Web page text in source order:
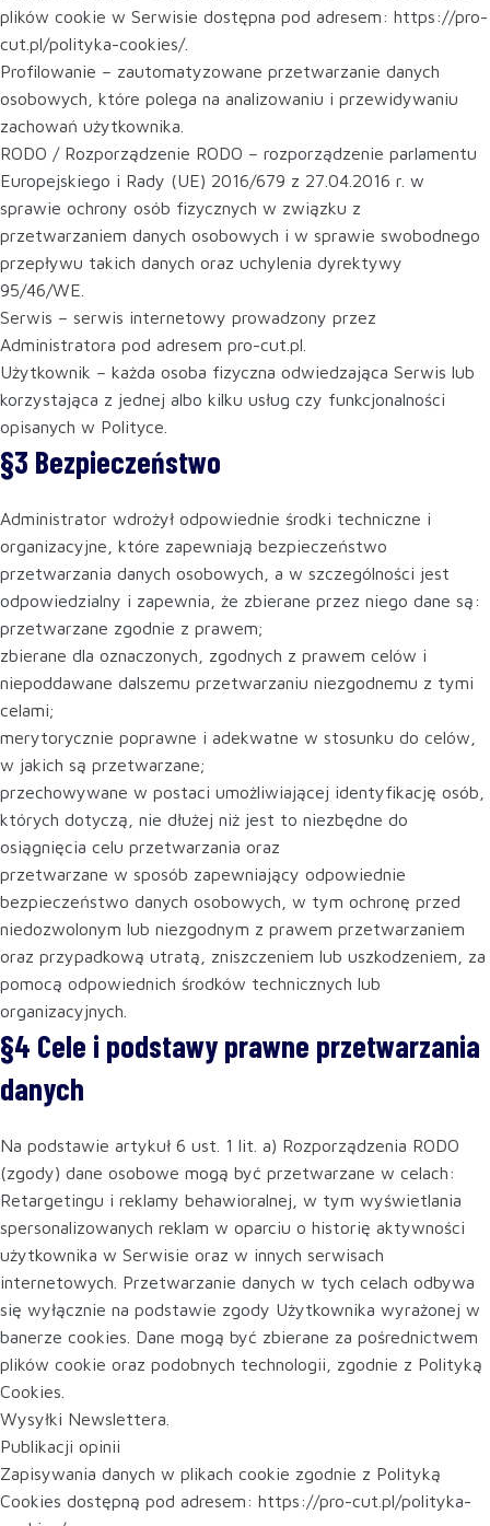
plików cookie w Serwisie dostępna pod adresem: https://pro-
cut.pl/polityka-cookies/.
Profilowanie – zautomatyzowane przetwarzanie danych
osobowych, które polega na analizowaniu i przewidywaniu
zachowań użytkownika.
RODO / Rozporządzenie RODO – rozporządzenie parlamentu
Europejskiego i Rady (UE) 2016/679 z 27.04.2016 r. w
sprawie ochrony osób fizycznych w związku z
przetwarzaniem danych osobowych i w sprawie swobodnego
przepływu takich danych oraz uchylenia dyrektywy
95/46/WE.
Serwis – serwis internetowy prowadzony przez
Administratora pod adresem pro-cut.pl.
Użytkownik – każda osoba fizyczna odwiedzająca Serwis lub
korzystająca z jednej albo kilku usług czy funkcjonalności
opisanych w Polityce.
§3 Bezpieczeństwo
Administrator wdrożył odpowiednie środki techniczne i
organizacyjne, które zapewniają bezpieczeństwo
przetwarzania danych osobowych, a w szczególności jest
odpowiedzialny i zapewnia, że zbierane przez niego dane są:
przetwarzane zgodnie z prawem;
zbierane dla oznaczonych, zgodnych z prawem celów i
niepoddawane dalszemu przetwarzaniu niezgodnemu z tymi
celami;
merytorycznie poprawne i adekwatne w stosunku do celów,
w jakich są przetwarzane;
przechowywane w postaci umożliwiającej identyfikację osób,
których dotyczą, nie dłużej niż jest to niezbędne do
osiągnięcia celu przetwarzania oraz
przetwarzane w sposób zapewniający odpowiednie
bezpieczeństwo danych osobowych, w tym ochronę przed
niedozwolonym lub niezgodnym z prawem przetwarzaniem
oraz przypadkową utratą, zniszczeniem lub uszkodzeniem, za
pomocą odpowiednich środków technicznych lub
organizacyjnych.
§4 Cele i podstawy prawne przetwarzania
danych
Na podstawie artykuł 6 ust. 1 lit. a) Rozporządzenia RODO
(zgody) dane osobowe mogą być przetwarzane w celach:
Retargetingu i reklamy behawioralnej, w tym wyświetlania
spersonalizowanych reklam w oparciu o historię aktywności
użytkownika w Serwisie oraz w innych serwisach
internetowych. Przetwarzanie danych w tych celach odbywa
się wyłącznie na podstawie zgody Użytkownika wyrażonej w
banerze cookies. Dane mogą być zbierane za pośrednictwem
plików cookie oraz podobnych technologii, zgodnie z Polityką
Cookies.
Wysyłki Newslettera.
Publikacji opinii
Zapisywania danych w plikach cookie zgodnie z Polityką
Cookies dostępną pod adresem: https://pro-cut.pl/polityka-